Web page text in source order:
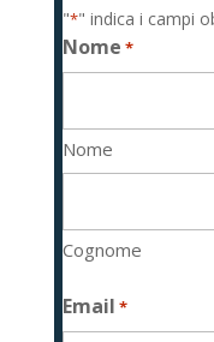
"*" indica i campi
Nome *
Nome
Cognome
Email *